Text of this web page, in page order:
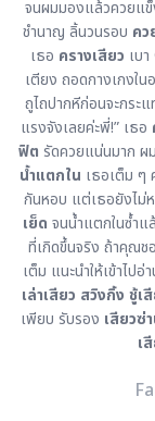
จนผมมองแล้วควยแ
ชำนาญ ลิ้นวนรอบ ค
เธอ ครางเสียว เบ
เตียง ถอดกางเกงใน
ถูไถปากหีก่อนจะกระ
แรงจังเลยค่ะพี่!” เธอ
ฟิต รัดควยแน่นมาก ผ
น้ำแตกใน เธอเต็ม ๆ
กันหอบ แต่เธอยังไม่
เย็ด จนน้ำแตกในซ้ำแ
ที่เกิดขึ้นจริง ถ้าคุณช
เต็ม แนะนำให้เข้าไปอ่
เล่าเสียว สวิงกิ้ง ชู้เ
เพียบ รับรอง เสียวซ่
เ